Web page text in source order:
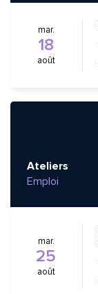
mar.
18
août
Ateliers
Emploi
mar.
25
août